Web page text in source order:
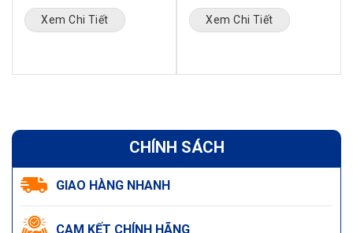
Xem Chi Tiết Xem Chi Tiết
CHÍNH SÁCH
GIAO HÀNG NHANH
CAM KẾT CHÍNH HÃNG